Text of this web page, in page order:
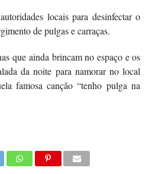
locais para desinfectar o
de pulgas e carraças.
que ainda brincam no espaço e os
da noite para namorar no local
famosa canção “tenho pulga na